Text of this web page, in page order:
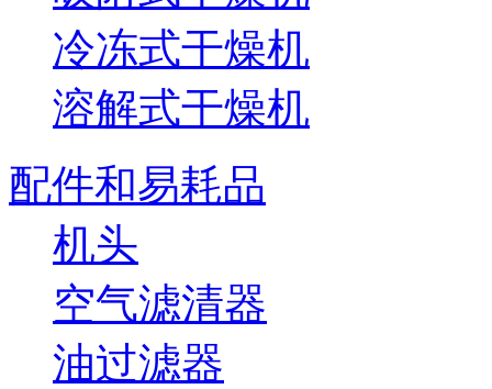
冷冻式干燥机
溶解式干燥机
配件和易耗品
机头
空气滤清器
油过滤器